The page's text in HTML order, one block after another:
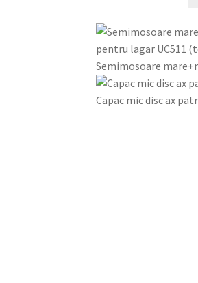
Semimosoare
Capac mic disc ax